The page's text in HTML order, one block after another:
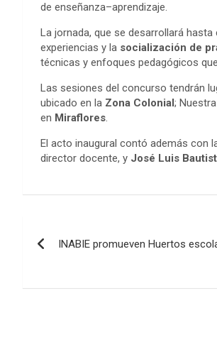
de enseñanza–aprendizaje.
La jornada, que se desarrollará
experiencias y la socialización de
técnicas y enfoques pedagógicos
Las sesiones del concurso tendrán
ubicado en la Zona Colonial ;
en Miraflores.
El acto inaugural contó además con
director docente, y José Luis
entradas
INABIE promueven Huertos